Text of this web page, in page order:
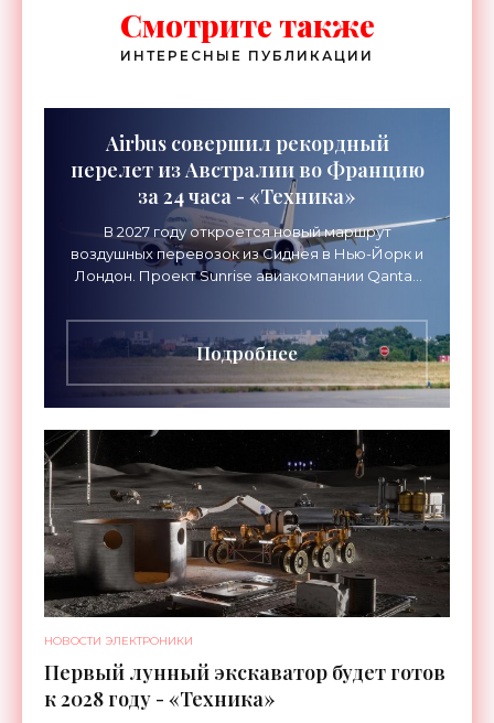
Смотрите также
ИНТЕРЕСНЫЕ ПУБЛИКАЦИИ
Airbus совершил рекордный
перелет из Австралии во Францию
за 24 часа - «Техника»
В 2027 году откроется новый маршрут
воздушных перевозок из Сиднея в Нью-Йорк и
Лондон. Проект Sunrise авиакомпании Qantas
длительностью до 24
Подробнее
НОВОСТИ ЭЛЕКТРОНИКИ
Первый лунный экскаватор будет готов
к 2028 году - «Техника»